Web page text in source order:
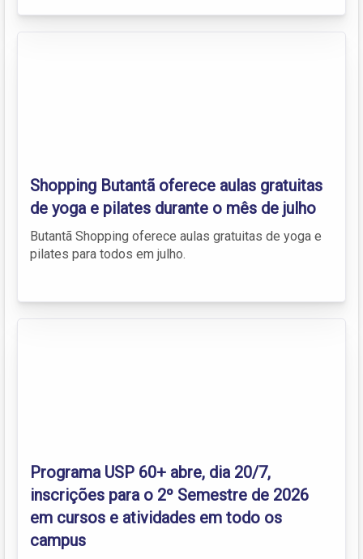
Shopping Butantã oferece aulas gratuitas
de yoga e pilates durante o mês de julho
Butantã Shopping oferece aulas gratuitas de yoga e
pilates para todos em julho.
Programa USP 60+ abre, dia 20/7,
inscrições para o 2º Semestre de 2026
em cursos e atividades em todo os
campus